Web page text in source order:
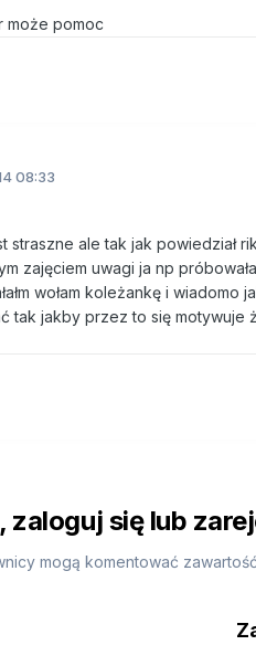
może pomoc
08:33
straszne ale tak jak powiedział
zajęciem uwagi ja np
wołam koleżankę i
tak jakby przez to się motywuje
się lub
mogą komentować